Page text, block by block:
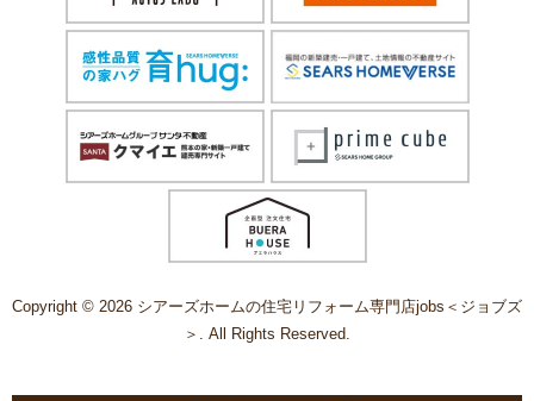
Copyright © 2026 シアーズホームの住宅リフォーム専門店jobs＜ジョブズ
＞. All Rights Reserved.